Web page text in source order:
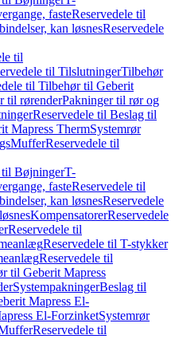
fasteReservedele til
kan løsnesReservedele
til
til TilslutningerTilbehør
til Tilbehør til Geberit
til rørenderPakninger til rør og
Reservedele til Beslag til
Mapress ThermSystemrør
MufferReservedele til
til BøjningerT-
fasteReservedele til
kan løsnesReservedele
KompensatorerReservedele
Reservedele til
Reservedele til T-stykker
Reservedele til
til Geberit Mapress
SystempakningerBeslag til
Mapress El-
El-ForzinketSystemrør
Reservedele til